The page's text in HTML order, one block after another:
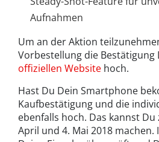
Aufnahmen
Um an der Aktion
Vorbestellung die Bestätigung
offiziellen Website hoch.
Hast Du Dein Smartphone
Kaufbestätigung und die
ebenfalls hoch. Das kannst Du
April und 4. Mai 2018 machen.